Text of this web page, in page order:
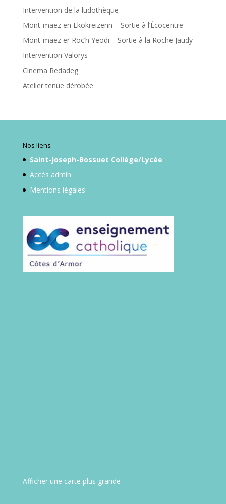
Intervention de la ludothèque
Mont-maez en Ekokreizenn – Sortie à l’Écocentre
Mont-maez er Roc’h Yeodi – Sortie à la Roche Jaudy
Intervention Valorys
Cinema Redadeg
Atelier tenue dérobée
Nos liens
Saint-Joseph-Bossuet Collège/Lycée
Accès admin
Mentions légales
Afficher une carte plus grande